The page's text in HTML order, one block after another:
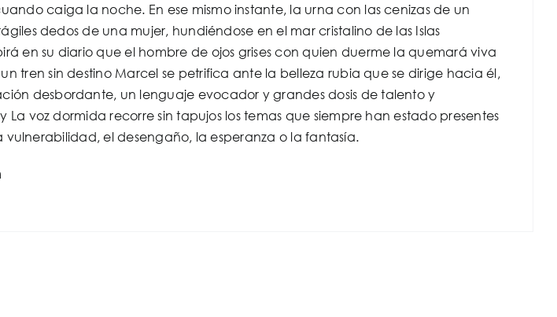
caiga la noche. En ese mismo instante, la urna con las cenizas de un
dedos de una mujer, hundiéndose en el mar cristalino de las Islas
en su diario que el hombre de ojos grises con quien duerme la quemará viva
tren sin destino Marcel se petrifica ante la belleza rubia que se dirige hacia él,
desbordante, un lenguaje evocador y grandes dosis de talento y
voz dormida recorre sin tapujos los temas que siempre han estado presentes
vulnerabilidad, el desengaño, la esperanza o la fantasía.